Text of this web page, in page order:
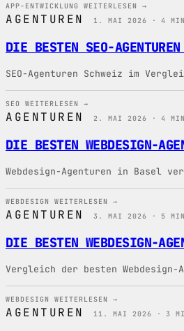
APP-ENTWICKLUNG WEITERLESEN →
AGENTUREN 1. MAI 2026 · 4 MIN
DIE BESTEN SEO-
SEO-Agenturen Schweiz im
SEO WEITERLESEN →
AGENTUREN 2. MAI 2026 · 4 MIN
DIE BESTEN WEBDESIGN-
Webdesign-Agenturen in Basel
WEBDESIGN WEITERLESEN →
AGENTUREN 3. MAI 2026 · 5 MIN
DIE BESTEN WEBDESIGN-
Vergleich der besten
WEBDESIGN WEITERLESEN →
AGENTUREN 11. MAI 2026 · 3